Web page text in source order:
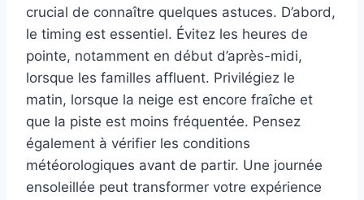
crucial de connaître quelques astuces. D’abord,
le timing est essentiel. Évitez les heures de
pointe, notamment en début d’après-midi,
lorsque les familles affluent. Privilégiez le
matin, lorsque la neige est encore fraîche et
que la piste est moins fréquentée. Pensez
également à vérifier les conditions
météorologiques avant de partir. Une journée
ensoleillée peut transformer votre expérience